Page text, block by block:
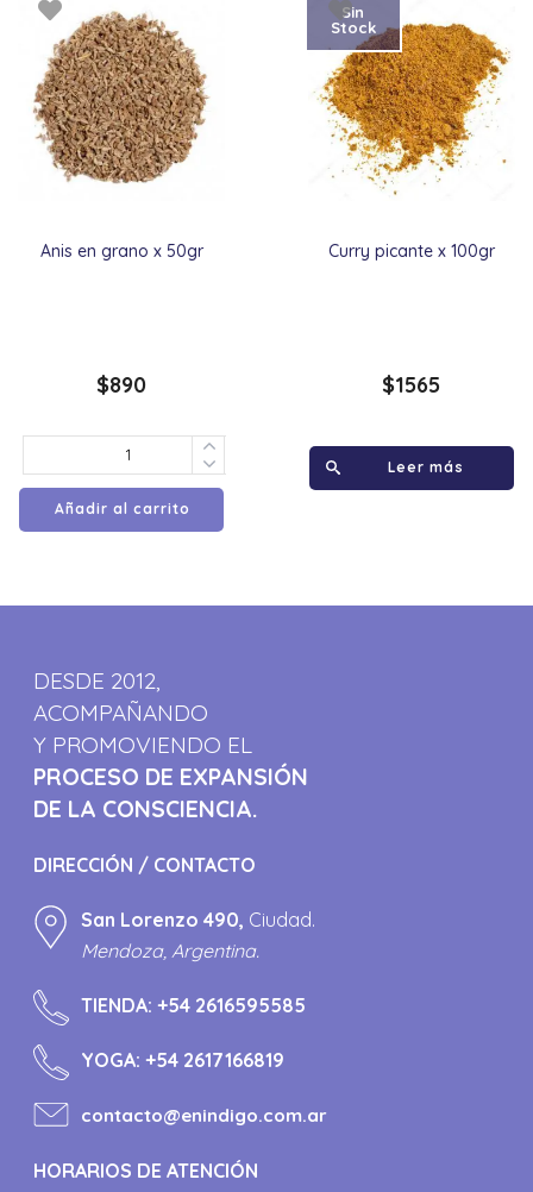
Anis en grano x 50gr
$890
Añadir al carrito
Curry picante x 100gr
Sin
Stock
$1565
Leer más
DESDE 2012,
ACOMPAÑANDO
Y PROMOVIENDO EL
PROCESO DE EXPANSIÓN
DE LA CONSCIENCIA.
DIRECCIÓN / CONTACTO
San Lorenzo 490, Ciudad.
Mendoza, Argentina.
TIENDA:+54 2616595585
YOGA:+54 2617166819
contacto@enindigo.com.ar
HORARIOS DE ATENCIÓN